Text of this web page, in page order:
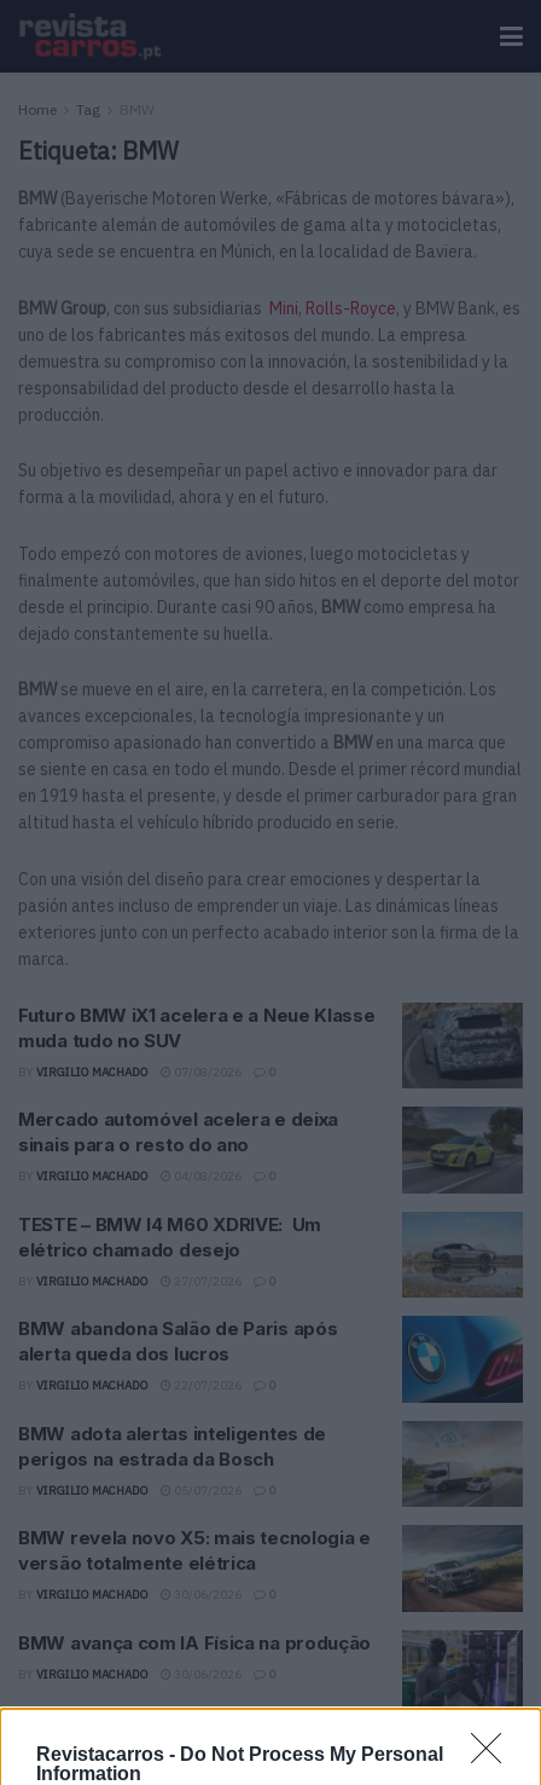
Revistacarros - Do Not Process My Personal
Information
Home Tag BMW
Etiqueta: BMW
BMW(Bayerische Motoren Werke, «Fábricas de motores bávara»),
fabricante alemán de automóviles de gama alta y motocicletas,
cuya sede se encuentra en Múnich, en la localidad de Baviera.
BMW Group, con sus subsidiarias Mini, Rolls-Royce, y BMW Bank, es
uno de los fabricantes más exitosos del mundo. La empresa
demuestra su compromiso con la innovación, la sostenibilidad y la
responsabilidad del producto desde el desarrollo hasta la
producción.
Su objetivo es desempeñar un papel activo e innovador para dar
forma a la movilidad, ahora y en el futuro.
Todo empezó con motores de aviones, luego motocicletas y
finalmente automóviles, que han sido hitos en el deporte del motor
desde el principio. Durante casi 90 años, BMWcomo empresa ha
dejado constantemente su huella.
BMWse mueve en el aire, en la carretera, en la competición. Los
avances excepcionales, la tecnología impresionante y un
compromiso apasionado han convertido a BMWen una marca que
se siente en casa en todo el mundo. Desde el primer récord mundial
en 1919 hasta el presente, y desde el primer carburador para gran
altitud hasta el vehículo híbrido producido en serie.
Con una visión del diseño para crear emociones y despertar la
pasión antes incluso de emprender un viaje. Las dinámicas líneas
exteriores junto con un perfecto acabado interior son la firma de la
marca.
Futuro BMW iX1 acelera e a Neue Klasse
muda tudo no SUV
VIRGILIO MACHADO 0
Mercado automóvel acelera e deixa
sinais para o resto do ano
VIRGILIO MACHADO 0
TESTE – BMW I4 M60 XDRIVE: Um
elétrico chamado desejo
VIRGILIO MACHADO 0
BMW abandona Salão de Paris após
alerta queda dos lucros
VIRGILIO MACHADO 0
BMW adota alertas inteligentes de
perigos na estrada da Bosch
VIRGILIO MACHADO 0
BMW revela novo X5: mais tecnologia e
versão totalmente elétrica
VIRGILIO MACHADO 0
BMW avança com IA Física na produção
VIRGILIO MACHADO 0
Ex-BMW diz que esta marca chinesa não
fica atrás